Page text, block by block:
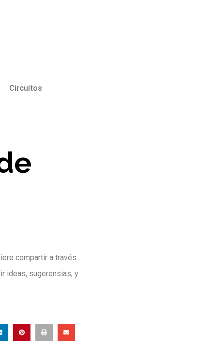
Circuitos
compartir a través
ideas, sugerensias, y